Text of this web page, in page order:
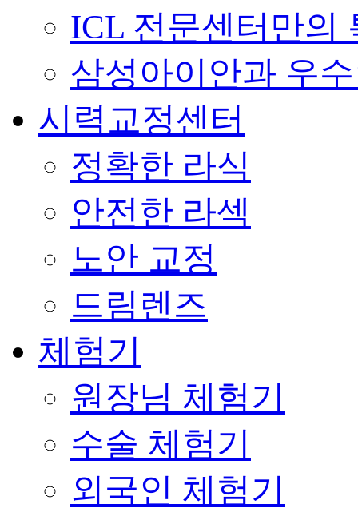
ICL 전문센터만의
삼성아이안과 우
시력교정센터
정확한 라식
안전한 라섹
노안 교정
드림렌즈
체험기
원장님 체험기
수술 체험기
외국인 체험기